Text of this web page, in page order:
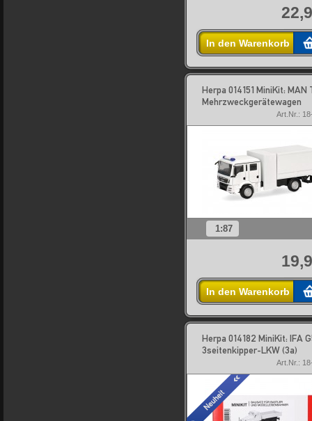
In den Warenkorb
Herpa 014151 MiniKit: MAN
Mehrzweckgerätewagen
Art.Nr.:
1:87
In den Warenkorb
Herpa 014182 MiniKit: IFA
3seitenkipper-LKW (3a)
Art.Nr.: